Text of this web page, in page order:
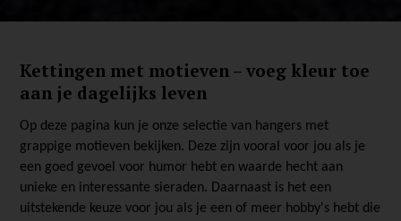
Kettingen met motieven – voeg kleur toe
aan je dagelijks leven
Op deze pagina kun je onze selectie van hangers met
grappige motieven bekijken. Deze zijn vooral voor jou als je
een goed gevoel voor humor hebt en waarde hecht aan
unieke en interessante sieraden. Daarnaast is het een
uitstekende keuze voor jou als je een of meer hobby's hebt die